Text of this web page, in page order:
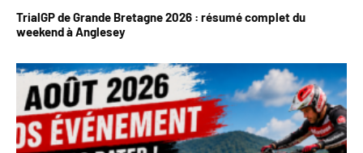
TrialGP de Grande Bretagne 2026 : résumé complet du
weekend à Anglesey